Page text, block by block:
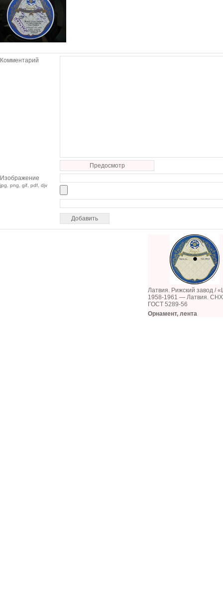
Комментарий
Предосмотр
Изображение
jpg, png, gif, pdf, djv
Латвия. Рижский завод /
1958-1961 — Латвия.
ГОСТ 5289-56
Орнамент, лента